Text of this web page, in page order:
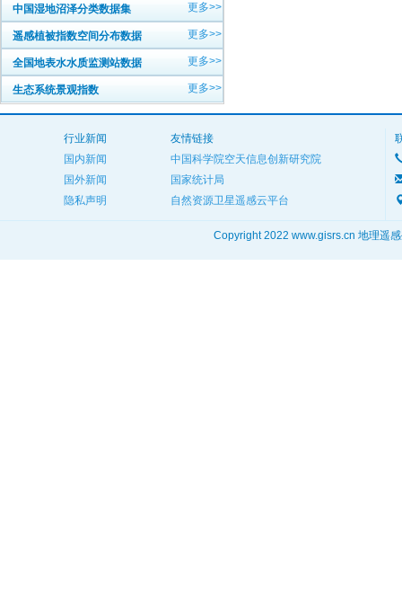
中国湿地沼泽分类数据集 更多>>
遥感植被指数空间分布数据 更多>>
全国地表水水质监测站数据 更多>>
生态系统景观指数 更多>>
行业新闻
国内新闻
国外新闻
隐私声明
友情链接
中国科学院空天信息创新研究院
国家统计局
自然资源卫星遥感云平台
Copyright 2022 www.gisrs.cn 地理遥